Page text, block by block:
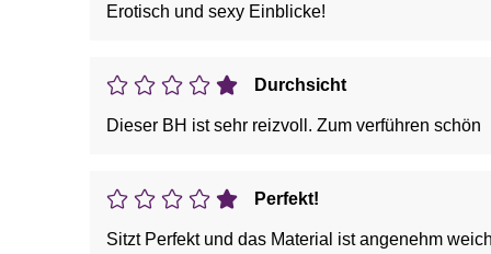
Erotisch und sexy Einblicke!
Durchsicht
Dieser BH ist sehr reizvoll. Zum verführen schön
Perfekt!
Sitzt Perfekt und das Material ist angenehm